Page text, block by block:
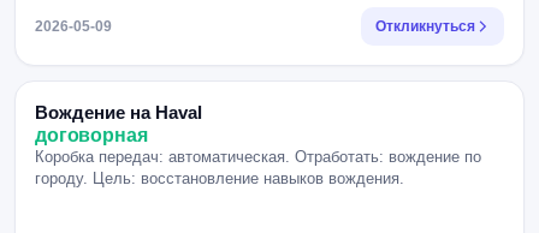
2026-05-09 Откликнуться
Вождение на Haval
договорная
Коробка передач: автоматическая. Отработать: вождение по
городу. Цель: восстановление навыков вождения.